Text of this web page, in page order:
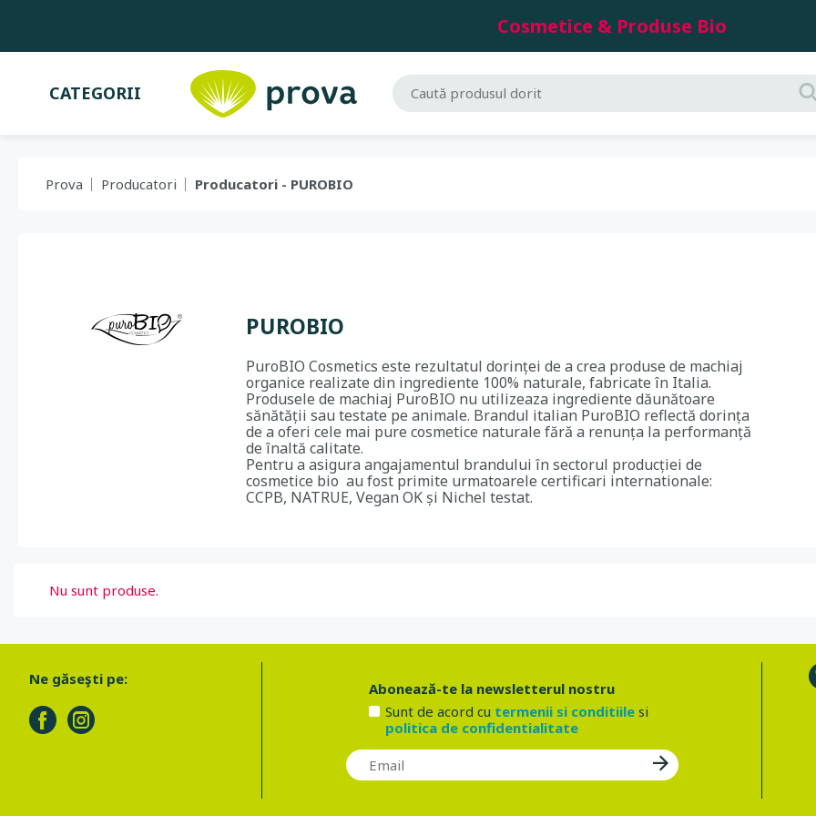
Cosmetice & Produse Bio
CATEGORII
Prova Producatori Producatori - PUROBIO
PUROBIO
PuroBIO Cosmetics este rezultatul dorinței de a crea produse de machiaj
organice realizate din ingrediente 100% naturale, fabricate în Italia.
Produsele de machiaj PuroBIO nu utilizeaza ingrediente dăunătoare
sănătății sau testate pe animale. Brandul italian PuroBIO reflectă dorința
de a oferi cele mai pure cosmetice naturale fără a renunța la performanță
de înaltă calitate.
Pentru a asigura angajamentul brandului în sectorul producției de
cosmetice bio au fost primite urmatoarele certificari internationale:
CCPB, NATRUE, Vegan OK și Nichel testat.
Nu sunt produse.
Ne găseşti pe:
Abonează-te la newsletterul nostru
Sunt de acord cu termenii si conditiilesi
politica de confidentialitate